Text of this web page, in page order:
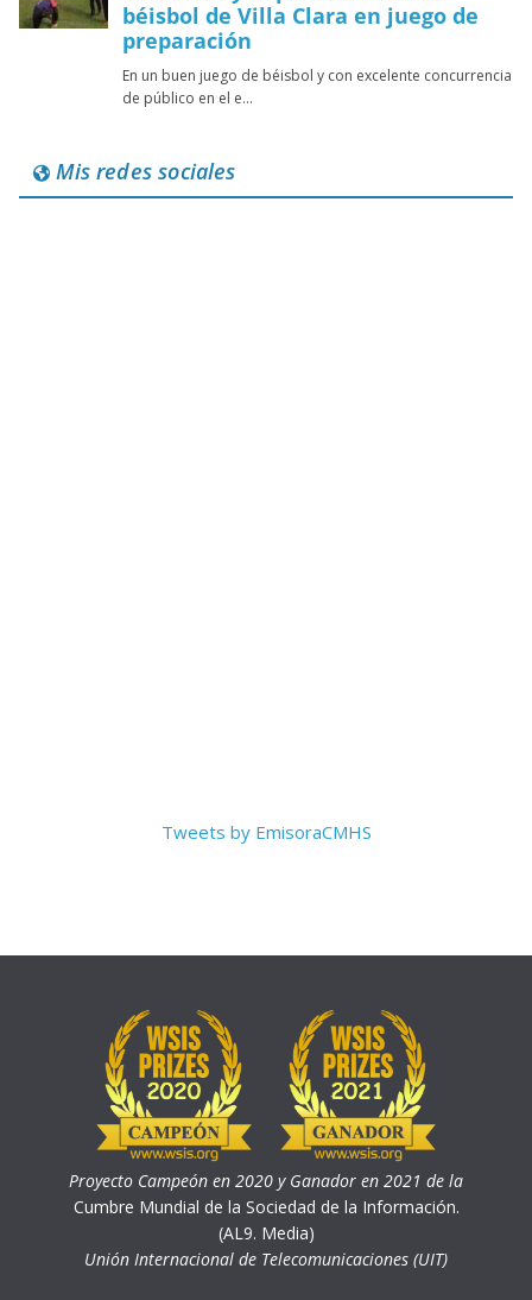
Mis redes sociales
Tweets by EmisoraCMHS
Proyecto Campeón en 2020 y Ganador en 2021 de la
Cumbre Mundial de la Sociedad de la Información.
(AL9. Media)
Unión Internacional de Telecomunicaciones (UIT)